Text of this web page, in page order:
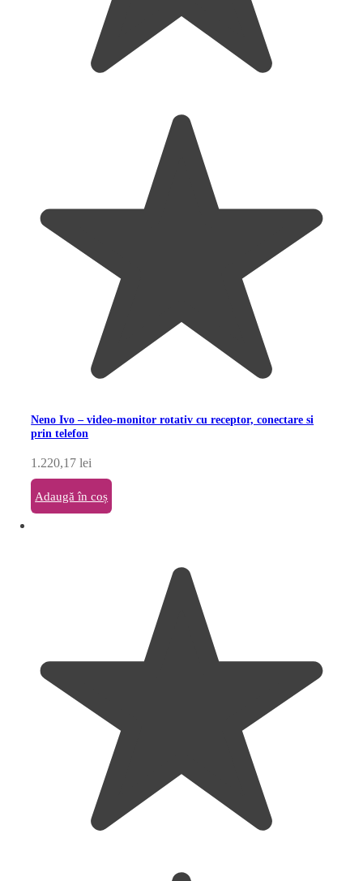
Neno Ivo – video-monitor rotativ cu receptor, conectare si
prin telefon
1.220,17lei
Adaugă în coș